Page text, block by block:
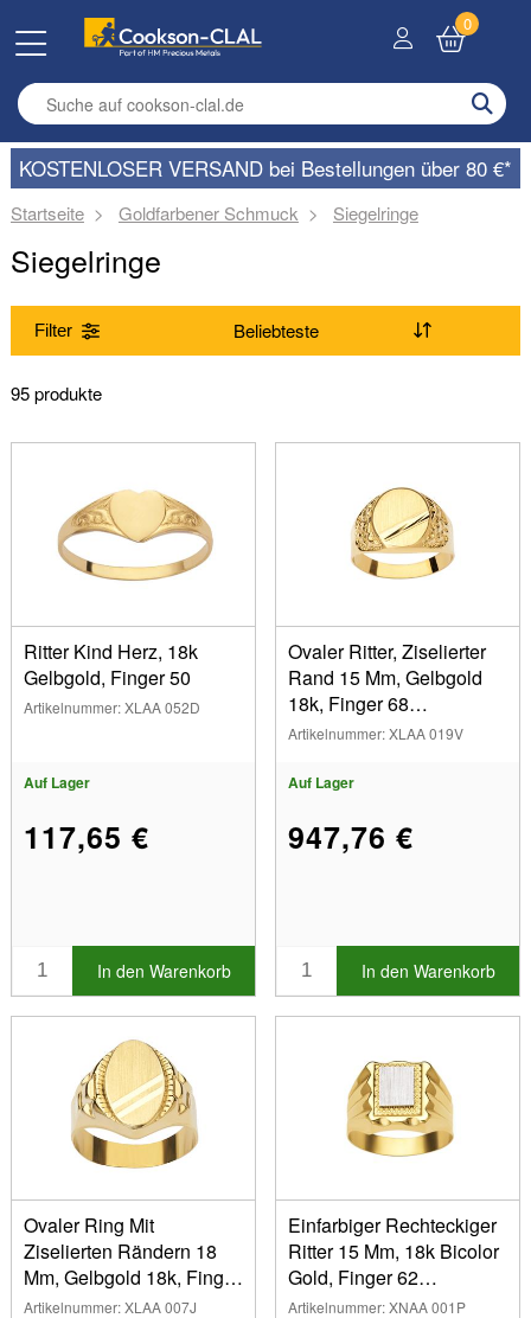
Enter search term
0
KOSTENLOSER VERSAND bei Bestellungen über 80 €*
Startseite Goldfarbener Schmuck Siegelringe
Siegelringe
Filter
Bereich
Mit Zirkoniumoxiden (18)
Kinder (4)
Legierung
18 Karat Gelbgold (78)
Dreifarbiges 18-karätiges Gold (11)
Fingergröße
Ringgröße 50 (4)
Ringgröße 54 (1)
Ringgröße 60 (9)
Ringgröße 62 (6)
Ringgröße 63 (3)
Ringgröße 64 (11)
Ringgröße 65 (3)
Ringgröße 66 (13)
Ringgröße 67 (4)
Ringgröße 68 (9)
Ringgröße 69 (2)
Ringgröße 70 (2)
Breite
Durchmesser
Auf Lager
Sonderangebotsartikel
Neue Produkte
Bestseller
95 produkte
Ritter Kind Herz, 18k
Gelbgold, Finger 50
Artikelnummer: XLAA 052D
Auf Lager
117,65 €
In den Warenkorb
Ovaler Ritter, Ziselierter
Rand 15 Mm, Gelbgold
18k, Finger 68
Geschlossen
Artikelnummer: XLAA 019V
Auf Lager
947,76 €
In den Warenkorb
Ovaler Ring Mit
Ziselierten Rändern 18
Mm, Gelbgold 18k, Finger
56 Geschlossen
Artikelnummer: XLAA 007J
Einfarbiger Rechteckiger
Ritter 15 Mm, 18k Bicolor
Gold, Finger 62
Geschlossen
Artikelnummer: XNAA 001P